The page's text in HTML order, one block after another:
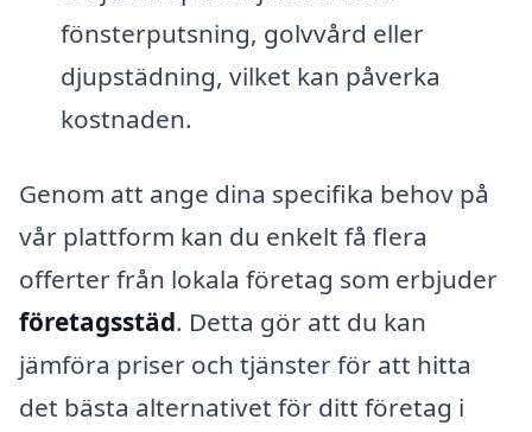
fönsterputsning, golvvård eller
djupstädning, vilket kan påverka
kostnaden.
Genom att ange dina specifika behov på
vår plattform kan du enkelt få flera
offerter från lokala företag som erbjuder
företagsstäd. Detta gör att du kan
jämföra priser och tjänster för att hitta
det bästa alternativet för ditt företag i